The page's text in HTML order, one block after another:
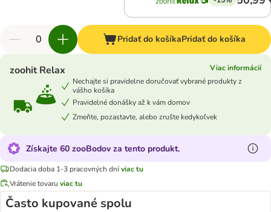
Pridať do košíkaPridať do košíka
zoohit Relax
Viac informácií
Nechajte si pravidelne doručovať vybrané produkty z
vášho košíka
Pravidelné donášky až k vám domov
Zmeňte, pozastavte, alebo zrušte kedykoľvek
Získajte 60 zooBodov za tento produkt.
Dodacia doba 1-3 pracovných dníviac tu
Vrátenie tovaru viac tu
Často kupované spolu